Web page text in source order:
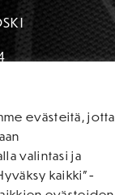
evästeitä, jotta
valintasi ja
kaikki"-